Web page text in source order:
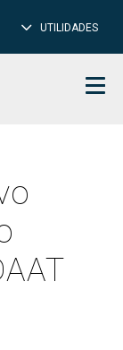
UTILIDADES